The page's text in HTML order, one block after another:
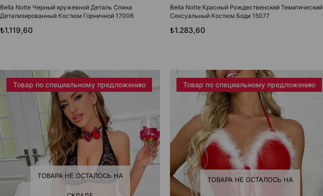
Bella Notte Черный кружевной Деталь Спина
Детализированный Костюм Горничной 17006
₺1.119,60
Bella Notte Красный Рождественский Тематический
Сексуальный Костюм Боди 15077
₺1.283,60
ТОВАРА НЕ ОСТАЛОСЬ НА
Товар по специальному предложению
ТОВАРА НЕ ОСТАЛОСЬ НА
Товар по специальному предложению